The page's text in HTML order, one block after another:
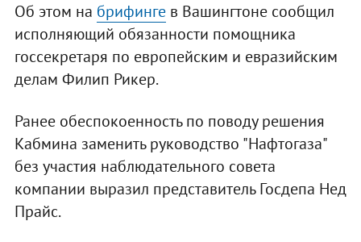
Об этом на брифингев Вашингтоне сообщил
исполняющий обязанности помощника
госсекретаря по европейским и евразийским
делам Филип Рикер.
Ранее обеспокоенность по поводу решения
Кабмина заменить руководство "Нафтогаза"
без участия наблюдательного совета
компании выразил представитель Госдепа Нед
Прайс.